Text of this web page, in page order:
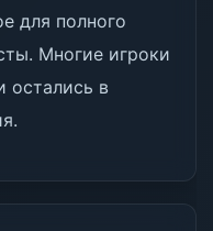
для полного
Многие игроки
остались в